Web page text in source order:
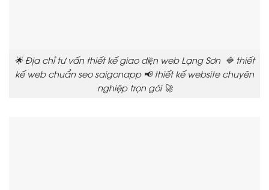
🌟 Địa chỉ tư vấn thiết kế giao diện web Lạng Sơn 🔷 thiết
kế web chuẩn seo saigonapp 📢 thiết kế website chuyên
nghiệp trọn gói 🚀